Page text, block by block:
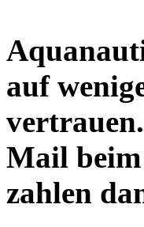
auf
Mail beim
zahlen